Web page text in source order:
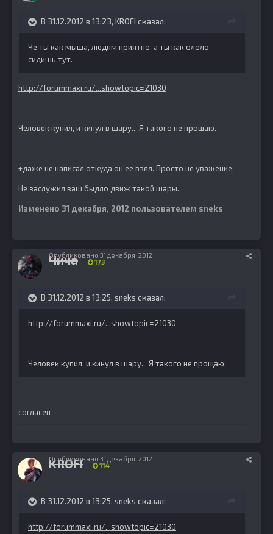
В 31.12.2012 в 13:23, KROFI сказал:
Чё ты как мыша, людям приятно, а ты как ололо
сидишь тут.
http://forummaxi.ru/...showtopic=21030
Человек купил, и кинул в шару... Я такого не прощаю.
+даже не написал откуда он ее взял. Просто не уважение.
Не заслужил ваш быдло движ такой шары.
Изменено 31 декабря, 2012 пользователем sneks
Чича 173
Опубликовано 31 декабря, 2012
В 31.12.2012 в 13:25, sneks сказал:
http://forummaxi.ru/...showtopic=21030
Человек купил, и кинул в шару... Я такого не прощаю.
согласен
KROFI 114
Опубликовано 31 декабря, 2012
В 31.12.2012 в 13:25, sneks сказал:
http://forummaxi.ru/...showtopic=21030